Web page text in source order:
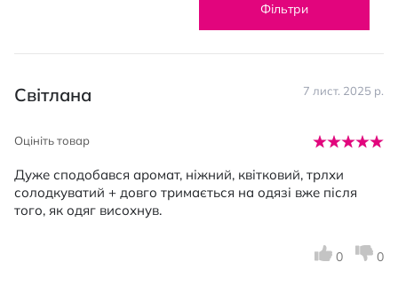
Фільтри
Світлана 7 лист. 2025 р.
Оцініть товар
Дуже сподобався аромат, ніжний, квітковий, трлхи
солодкуватий + довго тримається на одязі вже після
того, як одяг висохнув.
0 0